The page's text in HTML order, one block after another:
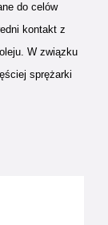
do celów
kontakt z
W związku
sprężarki